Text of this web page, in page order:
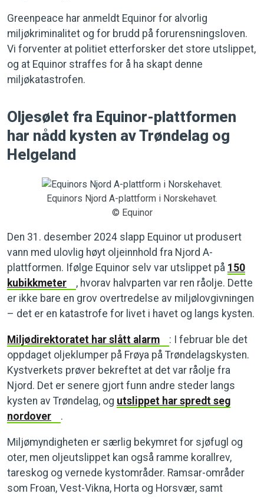
Greenpeace har anmeldt Equinor for alvorlig
miljøkriminalitet og for brudd på forurensningsloven.
Vi forventer at politiet etterforsker det store utslippet,
og at Equinor straffes for å ha skapt denne
miljøkatastrofen.
Oljesølet fra Equinor-plattformen
har nådd kysten av Trøndelag og
Helgeland
Equinors Njord A-plattform i Norskehavet.
© Equinor
Den 31. desember 2024 slapp Equinor ut produsert
vann med ulovlig høyt oljeinnhold fra Njord A-
plattformen. Ifølge Equinor selv var utslippet på 150
kubikkmeter
, hvorav halvparten var ren råolje. Dette
er ikke bare en grov overtredelse av miljølovgivningen
– det er en katastrofe for livet i havet og langs kysten.
Miljødirektoratet har slått alarm
: I februar ble det
oppdaget oljeklumper på Frøya på Trøndelagskysten.
Kystverkets prøver bekreftet at det var råolje fra
Njord. Det er senere gjort funn andre steder langs
kysten av Trøndelag, og utslippet har spredt seg
nordover
.
Miljømyndigheten er særlig bekymret for sjøfugl og
oter, men oljeutslippet kan også ramme korallrev,
tareskog og vernede kystområder. Ramsar-områder
som Froan, Vest-Vikna, Horta og Horsvær, samt